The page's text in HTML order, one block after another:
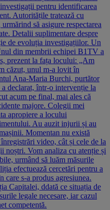
pentru identificarea
Autoritățile tratează cu
să asigure respectarea
Detalii suplimentare despre
de evoluția investigațiilor. Un
din membrii echipei B1TV a
prezent la fața locului: „Am
căzut, unul m-a lovit în
Ana-Maria Burchi, purtător
declarat, într-o intervenție la
acum pe final, mai ales că
majore. Colegii mei
apropiere a locului
Au auzit injurii și au
Momentan nu există
video, cât și cele de la
noștri. Vom analiza cu atenție și
urmând să luăm măsurile
efectuează cercetări pentru a
care s-a produs agresiunea.
Capitalei, ddată ce situația de
legale necesare, iar cazul
competentă.